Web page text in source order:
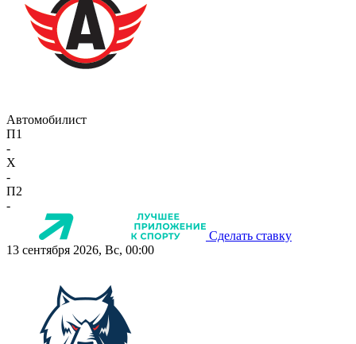
Автомобилист
П1
-
X
-
П2
-
Сделать ставку
13 сентября 2026, Вс, 00:00